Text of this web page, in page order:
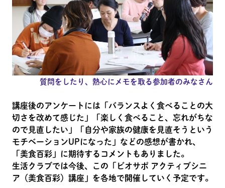
質問をしたり、熱心にメモを取る参加者のみなさん
講座後のアンケートには「バランスよく食べることの大
切さを改めて感じた」「楽しく食べること、忘れがちな
ので見直したい」「自分や家族の健康を見直そうという
モチベーションUPになった」などの感想が書かれ、
「美食百彩」に期待するコメントもありました。
生活クラブでは今後、この「ビオサポ アクティブシニ
ア（美食百彩）講座」を各地で開催していく予定です。